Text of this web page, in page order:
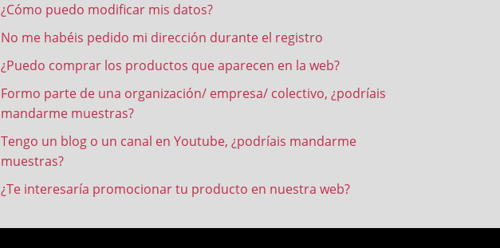
¿Cómo puedo modificar mis datos?
No me habéis pedido mi dirección durante el registro
¿Puedo comprar los productos que aparecen en la web?
Formo parte de una organización/ empresa/ colectivo, ¿podríais
mandarme muestras?
Tengo un blog o un canal en Youtube, ¿podríais mandarme
muestras?
¿Te interesaría promocionar tu producto en nuestra web?